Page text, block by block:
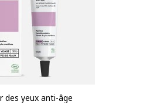
rapide
des yeux anti-âge